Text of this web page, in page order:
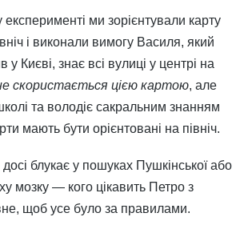
ми зорієнтували карту
і виконали вимогу Василя, який
Києві, знає всі вулиці у центрі на
скористається цією картою, але
та володіє сакральним знанням
мають бути орієнтовані на північ.
блукає у пошуках Пушкінської або
мозку — кого цікавить Петро з
щоб усе було за правилами.